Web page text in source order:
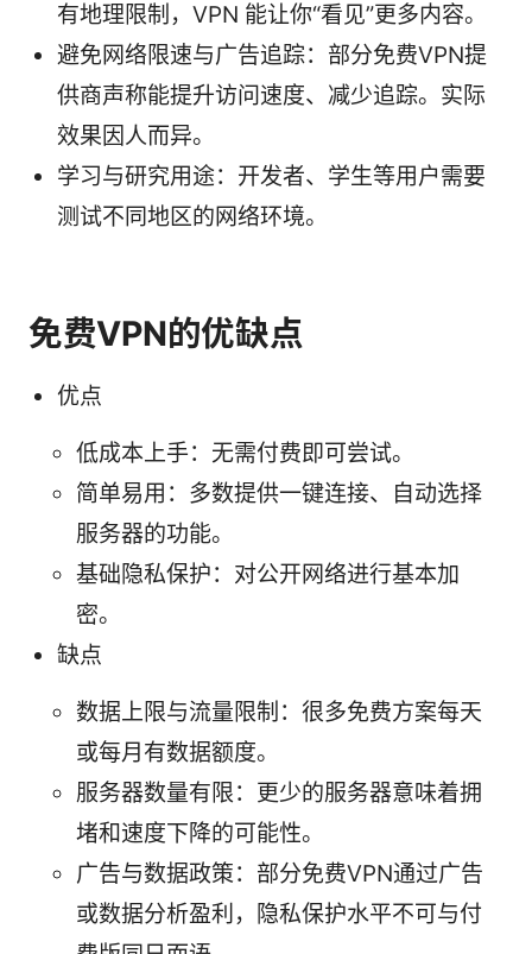
有地理限制，VPN 能让你“看见”更多内容。
避免网络限速与广告追踪：部分免费VPN提
供商声称能提升访问速度、减少追踪。实际
效果因人而异。
学习与研究用途：开发者、学生等用户需要
测试不同地区的网络环境。
免费VPN的优缺点
优点
低成本上手：无需付费即可尝试。
简单易用：多数提供一键连接、自动选择
服务器的功能。
基础隐私保护：对公开网络进行基本加
密。
缺点
数据上限与流量限制：很多免费方案每天
或每月有数据额度。
服务器数量有限：更少的服务器意味着拥
堵和速度下降的可能性。
广告与数据政策：部分免费VPN通过广告
或数据分析盈利，隐私保护水平不可与付